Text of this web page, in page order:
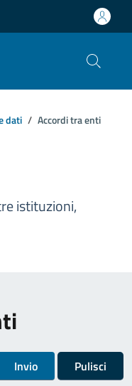
dati Accordi tra enti
istituzioni,
Invio Pulisci